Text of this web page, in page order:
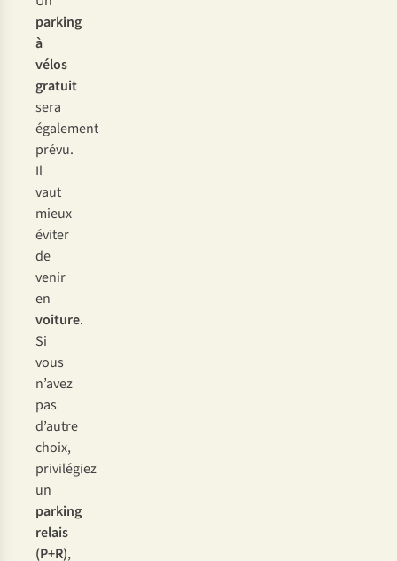
parking
à
vélos
gratuit
sera
également
prévu.
Il
vaut
mieux
éviter
de
venir
en
voiture.
Si
vous
n’avez
pas
d’autre
choix,
privilégiez
un
parking
relais
(P+R),